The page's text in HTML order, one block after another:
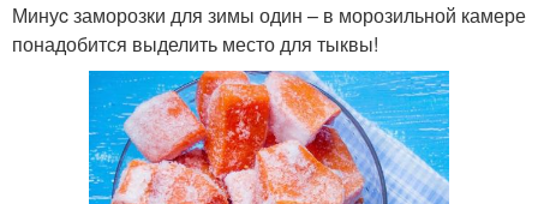
Минуc заморозки для зимы один – в морозильной камере
понадобится выделить место для тыквы!